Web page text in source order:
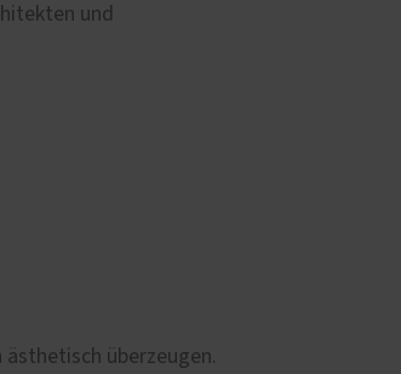
und
überzeugen.